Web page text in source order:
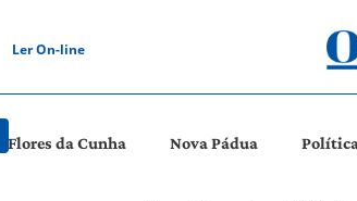
Ler On-line
Flores da Cunha Nova Pádua